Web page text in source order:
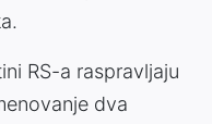
RS-a raspravljaju
dva